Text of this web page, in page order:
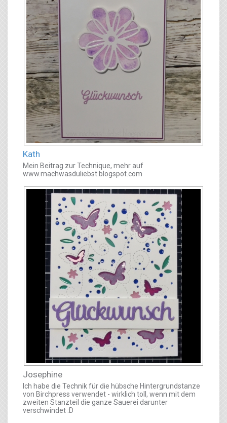
Kath
Mein Beitrag zur Technique, mehr auf
www.machwasduliebst.blogspot.com
Josephine
Ich habe die Technik für die hübsche Hintergrundstanze
von Birchpress verwendet - wirklich toll, wenn mit dem
zweiten Stanzteil die ganze Sauerei darunter
verschwindet :D